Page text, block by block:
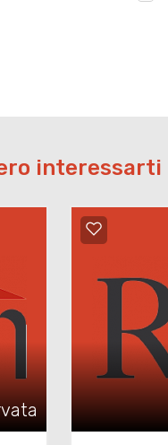
interessarti